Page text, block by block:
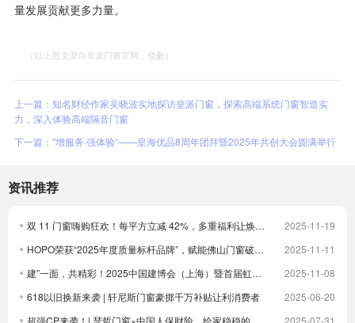
量发展贡献更多力量。
（以上图文源自皇派门窗官网，侵删）
上一篇：知名财经作家吴晓波实地探访皇派门窗，探索高端系统门窗智造实
力，深入体验高端隔音门窗
下一篇："增服务·强体验“——皇海优品8周年团拜暨2025年共创大会圆满举行
资讯推荐
双 11 门窗嗨购狂欢！每平方立减 42%，多重福利让焕新更划算！
2025-11-19
HOPO荣获“2025年度质量标杆品牌”，赋能佛山门窗破卷立新
2025-11-11
建”一面，共精彩！2025中国建博会（上海）暨首届虹桥设计周顺利收官！
2025-11-08
618以旧换新来袭 | 轩尼斯门窗豪掷千万补贴让利消费者
2025-06-20
超强CP来袭！| 瑟哲门窗×中国人保财险，给家稳稳的安全感
2025-07-31